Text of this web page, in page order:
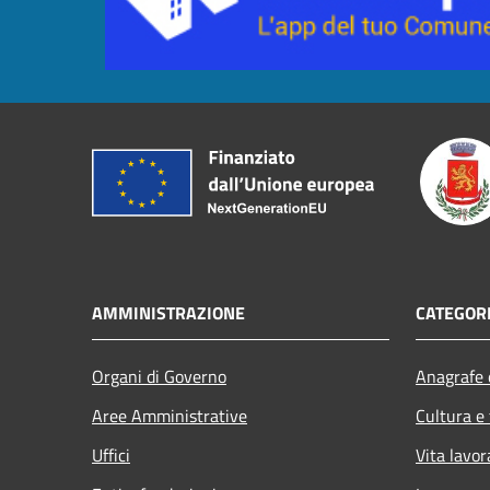
AMMINISTRAZIONE
Organi di Governo
Aree Amministrative
Uffici
Cultura
Vita